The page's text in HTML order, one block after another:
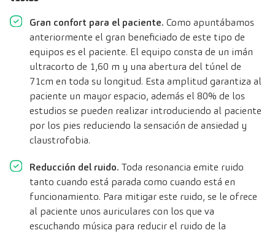
Gran confort para el paciente. Como apuntábamos
anteriormente el gran beneficiado de este tipo de
equipos es el paciente. El equipo consta de un imán
ultracorto de 1,60 m y una abertura del túnel de
71cm en toda su longitud. Esta amplitud garantiza al
paciente un mayor espacio, además el 80% de los
estudios se pueden realizar introduciendo al paciente
por los pies reduciendo la sensación de ansiedad y
claustrofobia.
Reducción del ruido. Toda resonancia emite ruido
tanto cuando está parada como cuando está en
funcionamiento. Para mitigar este ruido, se le ofrece
al paciente unos auriculares con los que va
escuchando música para reducir el ruido de la